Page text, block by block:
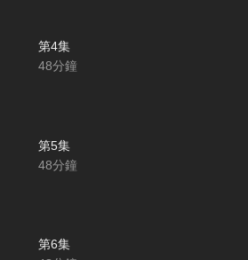
第4集
48分鐘
第5集
48分鐘
第6集